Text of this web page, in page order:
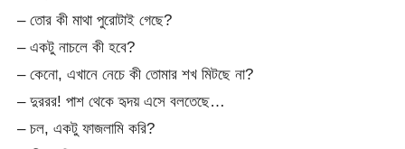
– তোর কী মাথা পুরোটাই গেছে?
– একটু নাচলে কী হবে?
– কেনো, এখানে নেচে কী তোমার শখ মিটছে না?
– দুররর! পাশ থেকে হৃদয় এসে বলতেছে…
– চল, একটু ফাজলামি করি?